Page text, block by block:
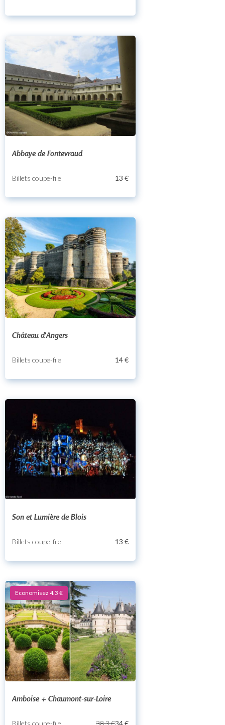
Abbaye de Fontevraud
Billets coupe-file 13 €
Château d'Angers
Billets coupe-file 14 €
Son et Lumière de Blois
Billets coupe-file 13 €
Economisez 4.3 €
Amboise + Chaumont-sur-Loire
Billets coupe-file 38.3 €34 €